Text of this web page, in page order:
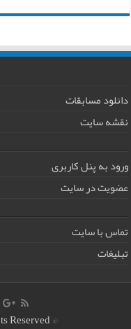
دانلود مسابقات
نقشه سایت
ورود به پنل کاربری
عضویت در سایت
تماس با سایت
تبلیغات
© Copyright 2026, All Rights Reserved